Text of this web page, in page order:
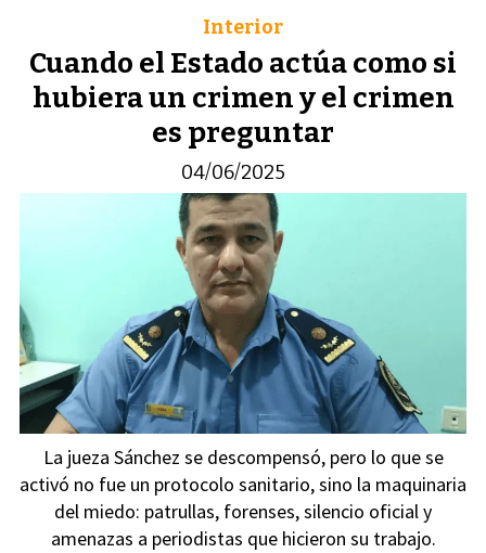
Cuando el Estado actúa como si
hubiera un crimen y el crimen
es preguntar
Interior
04/06/2025
La jueza Sánchez se descompensó, pero lo que se
activó no fue un protocolo sanitario, sino la maquinaria
del miedo: patrullas, forenses, silencio oficial y
amenazas a periodistas que hicieron su trabajo.